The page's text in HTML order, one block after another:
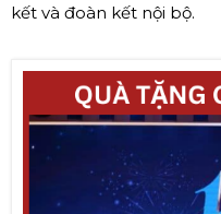
kết và đoàn kết nội bộ.